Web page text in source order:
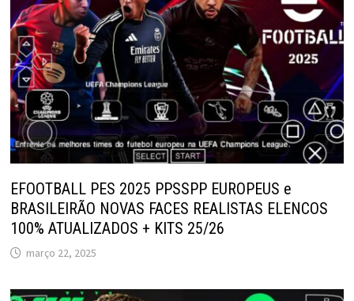
EFOOTBALL PES 2025 PPSSPP EUROPEUS e
BRASILEIRÃO NOVAS FACES REALISTAS ELENCOS
100% ATUALIZADOS + KITS 25/26
março 22, 2025